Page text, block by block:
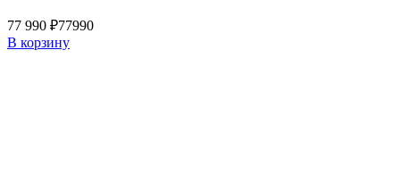
77 990 ₽77990
В корзину